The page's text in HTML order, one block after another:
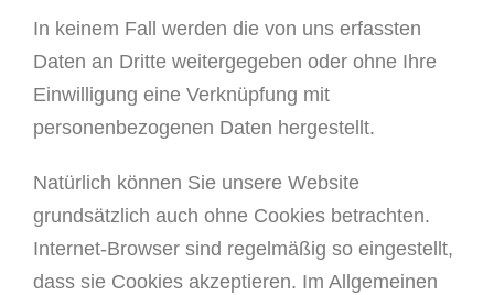
In keinem Fall werden die von uns erfassten
Daten an Dritte weitergegeben oder ohne Ihre
Einwilligung eine Verknüpfung mit
personenbezogenen Daten hergestellt.
Natürlich können Sie unsere Website
grundsätzlich auch ohne Cookies betrachten.
Internet-Browser sind regelmäßig so eingestellt,
dass sie Cookies akzeptieren. Im Allgemeinen